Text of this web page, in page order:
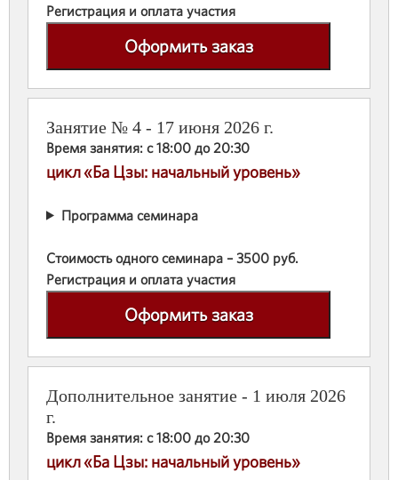
Регистрация и оплата участия
Оформить заказ
Занятие № 4 - 17 июня 2026 г.
Время занятия: с 18:00 до 20:30
цикл «Ба Цзы: начальный уровень»
Программа семинара
Стоимость одного семинара – 3500 руб.
Регистрация и оплата участия
Оформить заказ
Дополнительное занятие - 1 июля 2026
г.
Время занятия: с 18:00 до 20:30
цикл «Ба Цзы: начальный уровень»